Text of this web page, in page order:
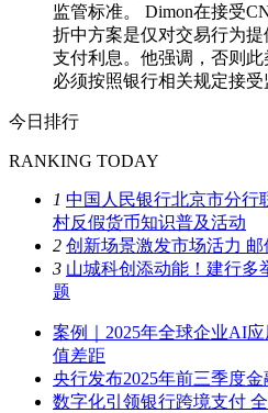
监管标准。 Dimon在接受
折中方案是仅对交易行为
支付利息。他强调，否则此
必须按照银行相关规定接受
今日排行
RANKING TODAY
1 中国人民银行北京市分行
村反假货币知识普及活动
2 创新场景激发市场活力
3 山城科创添动能！建行多
题
案例｜2025年全球企业AI
值差距
央行发布2025年前三季度
数字化引领银行跨境支付